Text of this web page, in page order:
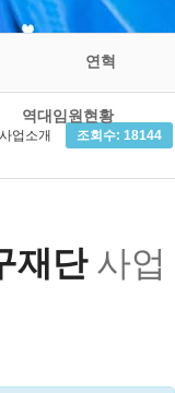
연혁
역대임원현황
사업소개 조회수: 18144
재단 사업